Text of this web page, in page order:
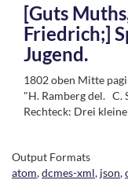
[Guts
Friedrich;]
Jugend.
1802 oben Mitte
"H. Ramberg del. C.
Rechteck: Drei
Output Formats
atom,dcmes-xml, json,